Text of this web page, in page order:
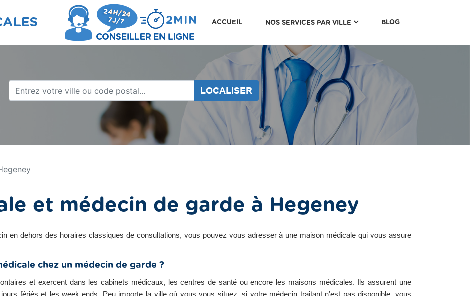
ACCUEIL NOS SERVICES PAR VILLE (CURRENT)
BLOG
LOCALISER
et médecin de garde à Hegeney
en dehors des horaires classiques de consultations, vous pouvez vous adresser à une maison médicale qui vous assure
chez un médecin de garde ?
et exercent dans les cabinets médicaux, les centres de santé ou encore les maisons médicales. Ils assurent une
fériés et les week-ends. Peu importe la ville où vous vous situez, si votre médecin traitant n’est pas disponible, vous